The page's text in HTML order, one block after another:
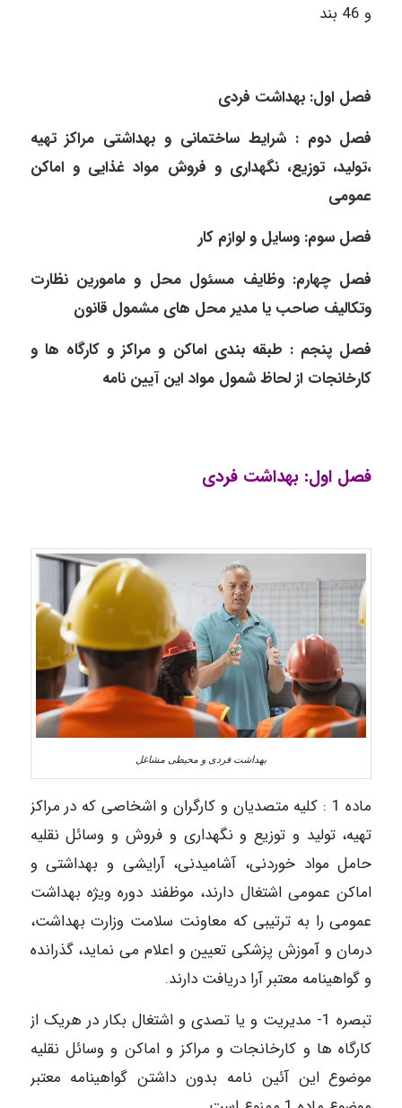
و 46 بند
فصل اول: بهداشت فردی
فصل دوم : شرایط ساختمانی و بهداشتی مراکز تهیه
،تولید، توزیع، نگهداری و فروش مواد غذایی و اماکن
عمومی
فصل سوم: وسایل و لوازم کار
فصل چهارم: وظایف مسئول محل و مامورین نظارت
وتکالیف صاحب یا مدیر محل های مشمول قانون
فصل پنجم : طبقه بندی اماکن و مراکز و کارگاه ها و
کارخانجات از لحاظ شمول مواد این آیین نامه
فصل اول: بهداشت فردی
بهداشت فردی و محیطی مشاغل
ماده 1 : کلیه متصدیان و کارگران و اشخاصی که در مراکز
تهیه، تولید و توزیع و نگهداری و فروش و وسائل نقلیه
حامل مواد خوردنی، آشامیدنی، آرایشی و بهداشتی و
اماکن عمومی اشتغال دارند، موظفند دوره ویژه بهداشت
عمومی را به ترتیبی که معاونت سلامت وزارت بهداشت،
درمان و آموزش پزشکی تعیین و اعلام می نماید، گذرانده
و گواهینامه معتبر آرا دریافت دارند.
تبصره 1- مدیریت و یا تصدی و اشتغال بکار در هریک از
کارگاه ها و کارخانجات و مراکز و اماکن و وسائل نقلیه
موضوع این آئین نامه بدون داشتن گواهینامه معتبر